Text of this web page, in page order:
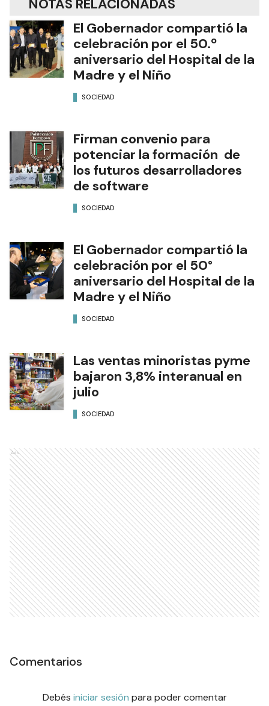
NOTAS RELACIONADAS
El Gobernador compartió la
celebración por el 50.º
aniversario del Hospital de la
Madre y el Niño
SOCIEDAD
Firman convenio para
potenciar la formación de
los futuros desarrolladores
de software
SOCIEDAD
El Gobernador compartió la
celebración por el 50°
aniversario del Hospital de la
Madre y el Niño
SOCIEDAD
Las ventas minoristas pyme
bajaron 3,8% interanual en
julio
SOCIEDAD
Ads
Comentarios
Debés iniciar sesión para poder comentar